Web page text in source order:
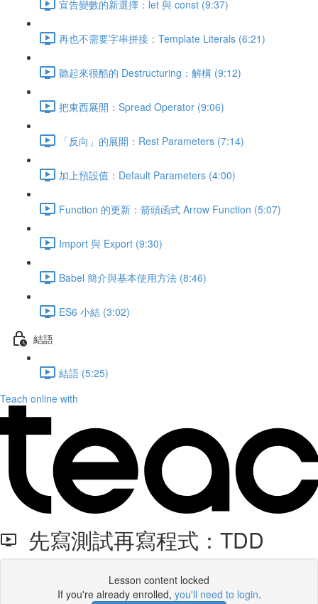
宣告變數的新選擇：let 與 const (9:37)
再也不需要字串拼接：Template Literals (6:21)
聽起來很酷的 Destructuring：解構 (9:12)
把東西展開：Spread Operator (9:06)
「反向」的展開：Rest Parameters (7:14)
加上預設值：Default Parameters (4:00)
Function 的更新：箭頭函式 Arrow Function (5:07)
Import 與 Export (9:30)
Babel 簡介與基本使用方法 (8:46)
ES6 小結 (3:02)
結語
結語 (5:25)
Teach online with
先寫測試再寫程式：TDD
Lesson content locked
If you're already enrolled, you'll need to login.